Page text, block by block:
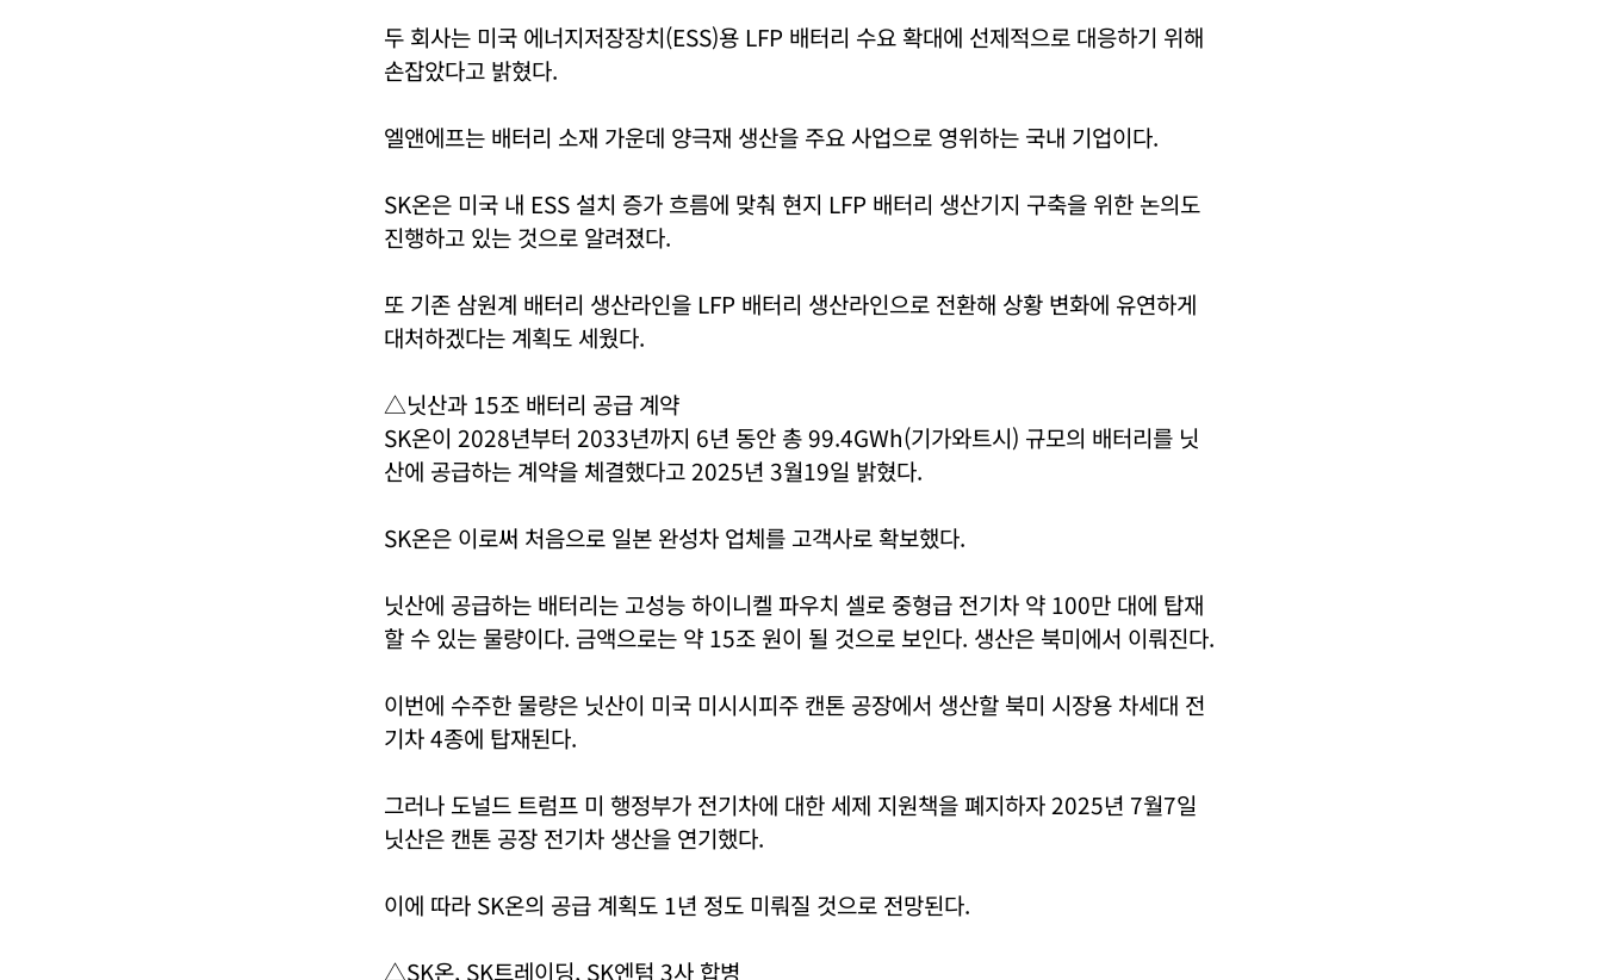
두 회사는 미국 에너지저장장치(ESS)용 LFP 배터리 수요 확대에 선제적으로 대응하기 위해
손잡았다고 밝혔다.
엘앤에프는 배터리 소재 가운데 양극재 생산을 주요 사업으로 영위하는 국내 기업이다.
SK온은 미국 내 ESS 설치 증가 흐름에 맞춰 현지 LFP 배터리 생산기지 구축을 위한 논의도
진행하고 있는 것으로 알려졌다.
또 기존 삼원계 배터리 생산라인을 LFP 배터리 생산라인으로 전환해 상황 변화에 유연하게
대처하겠다는 계획도 세웠다.
△닛산과 15조 배터리 공급 계약
SK온이 2028년부터 2033년까지 6년 동안 총 99.4GWh(기가와트시) 규모의 배터리를 닛
산에 공급하는 계약을 체결했다고 2025년 3월19일 밝혔다.
SK온은 이로써 처음으로 일본 완성차 업체를 고객사로 확보했다.
닛산에 공급하는 배터리는 고성능 하이니켈 파우치 셀로 중형급 전기차 약 100만 대에 탑재
할 수 있는 물량이다. 금액으로는 약 15조 원이 될 것으로 보인다. 생산은 북미에서 이뤄진다.
이번에 수주한 물량은 닛산이 미국 미시시피주 캔톤 공장에서 생산할 북미 시장용 차세대 전
기차 4종에 탑재된다.
그러나 도널드 트럼프 미 행정부가 전기차에 대한 세제 지원책을 폐지하자 2025년 7월7일
닛산은 캔톤 공장 전기차 생산을 연기했다.
이에 따라 SK온의 공급 계획도 1년 정도 미뤄질 것으로 전망된다.
△SK온, SK트레이딩, SK엔텀 3사 합병